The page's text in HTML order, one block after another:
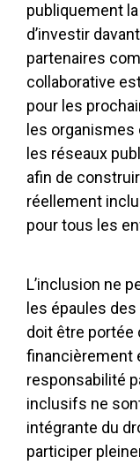
publiquement
d’investir
partenaires
collaborative
pour les
les
les réseaux
afin de
réellement
pour tous les
L’inclusion ne
les épaules
doit être portée
financièrement
responsabilité
inclusifs ne
intégrante du
participer